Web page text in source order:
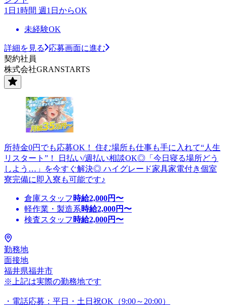
1日1時間 週1日からOK
未経験OK
詳細を見る
応募画面に進む
契約社員
株式会社GRANSTARTS
所持金0円でも応募OK！ 住む場所も仕事も手に入れて“人生
リスタート”！ 日払い/週払い相談OK◎「今日寝る場所どう
しよう…」を今すぐ解決◎ ハイグレード家具家電付き個室
寮完備に即入寮も可能です♪
倉庫スタッフ 時給2,000円〜
軽作業・製造系時給2,000円〜
検査スタッフ 時給2,000円〜
勤務地
面接地
福井県福井市
※上記は実際の勤務地です
・電話応募：平日・土日祝OK（9:00～20:00）